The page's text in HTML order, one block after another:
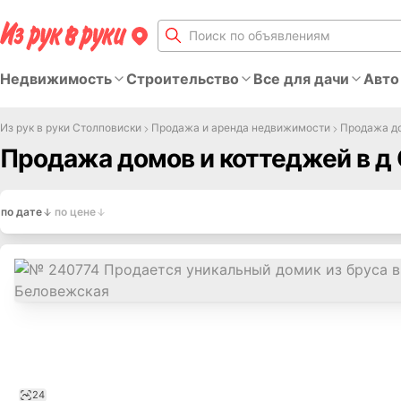
Недвижимость Строительство Все для дачи
Из рук в руки Столповиски Продажа и аренда недвижимости Продажа
Продажа домов и коттеджей в д
по дате по цене
24